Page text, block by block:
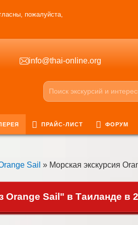
пожалуйста,
info@thai-online.org
ПРАЙС-ЛИСТ ФОРУМ
Sail » Морская экскурсия
Orange Sail" в Таиланде в